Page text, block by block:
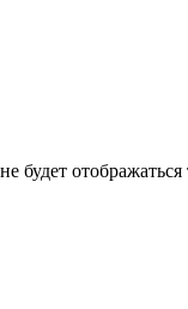
будет